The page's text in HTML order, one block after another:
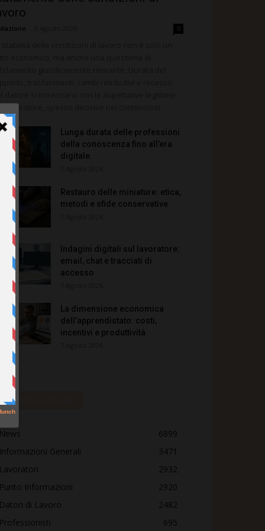
0
lavoratore, spesso decisive nei contenziosi.
Lunga durata delle professioni
della conoscenza fino all’era
digitale
Restauro delle miniature: etica,
metodi e sfide conservative
Indagini digitali sul lavoratore:
email, chat e tracciati di
accesso
La dimensione economica
dell’apprendistato: costi,
incentivi e produttività
Categorie popolari
News
6899
Informazioni Generali
3471
Lavoratori
2932
Punto Informazioni
2920
Datori di Lavoro
2482
Professionisti
695